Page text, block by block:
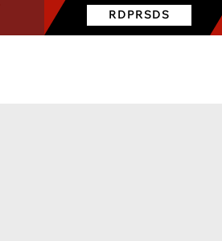
RDPRSDS